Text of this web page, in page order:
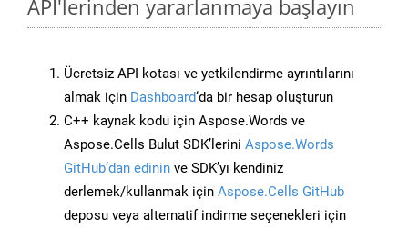
API'lerinden yararlanmaya başlayın
Ücretsiz API kotası ve yetkilendirme ayrıntılarını
almak için Dashboard‘da bir hesap oluşturun
C++ kaynak kodu için Aspose.Words ve
Aspose.Cells Bulut SDK’lerini Aspose.Words
GitHub’dan edinin ve SDK’yı kendiniz
derlemek/kullanmak için Aspose.Cells GitHub
deposu veya alternatif indirme seçenekleri için